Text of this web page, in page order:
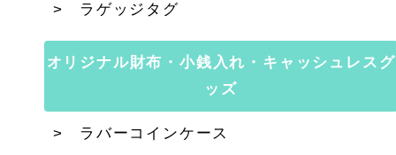
ラゲッジタグ
オリジナル財布・小銭入れ・キャッシュレスグ
ッズ
ラバーコインケース